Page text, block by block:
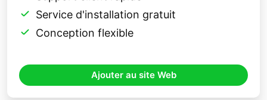
Service d'installation gratuit
Conception flexible
Ajouter au site Web